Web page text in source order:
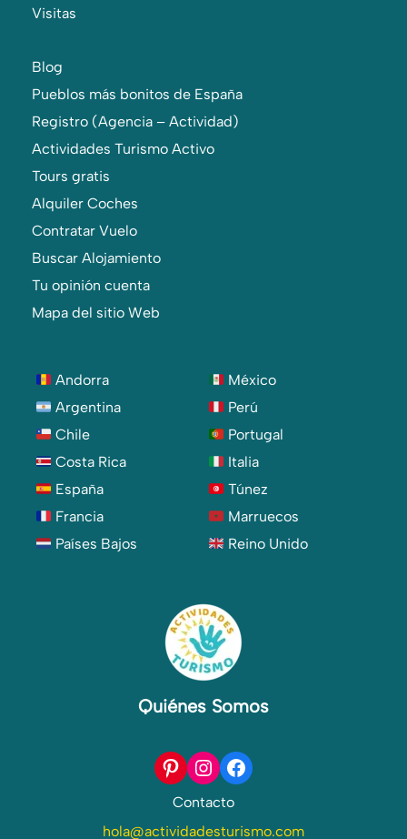
Visitas
Blog
Pueblos más bonitos de España
Registro (Agencia – Actividad)
Actividades Turismo Activo
Tours gratis
Alquiler Coches
Contratar Vuelo
Buscar Alojamiento
Tu opinión cuenta
Mapa del sitio Web
Andorra
Argentina
Chile
Costa Rica
España
Francia
Países Bajos
México
Perú
Portugal
Italia
Túnez
Marruecos
Reino Unido
Quiénes Somos
Pinterest Instagram Facebook
Contacto
hola@actividadesturismo.com